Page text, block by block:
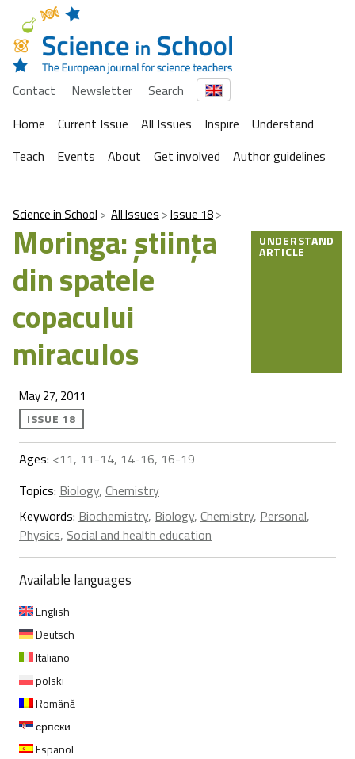
Contact Newsletter
Search
Home
Current Issue All Issues Inspire
Understand
Teach
Events About Get involved Author guidelines
Science in School All Issues Issue 18
Moringa: ştiinţa
din spatele
copacului
miraculos
UNDERSTAND
ARTICLE
May 27, 2011
ISSUE 18
Ages: <11, 11-14, 14-16, 16-19
Topics: Biology, Chemistry
Keywords: Biochemistry, Biology, Chemistry, Personal,
Physics, Social and health education
Available languages
English
Deutsch
Italiano
polski
Română
српски
Español